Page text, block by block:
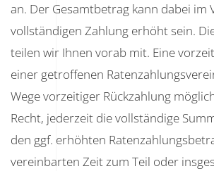
an. Der Gesamtbetrag kann dabei im
vollständigen Zahlung erhöht sein.
teilen wir Ihnen vorab mit. Eine
einer getroffenen
Wege vorzeitiger Rückzahlung
Recht, jederzeit die vollständige
den ggf. erhöhten
vereinbarten Zeit zum Teil oder